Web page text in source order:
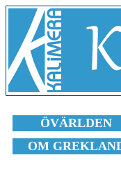
ÖVÄRLDEN
OM